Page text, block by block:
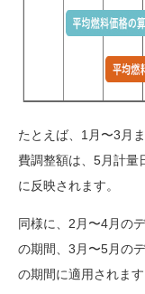
たとえば、1月〜3月
費調整額は、5月計量
に反映されます。
同様に、2月〜4月の
の期間、3月〜5月の
の期間に適用されます